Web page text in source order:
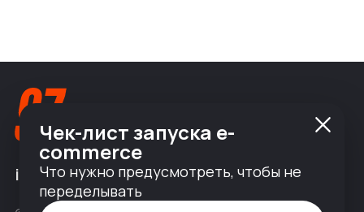
info@nineseven.ru
Чек-лист запуска e-
commerce
Что нужно предусмотреть, чтобы не
переделывать